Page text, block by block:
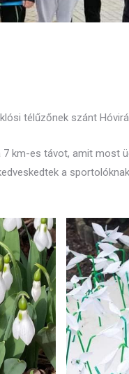
télűzőnek szánt
km-es távot, amit most
a